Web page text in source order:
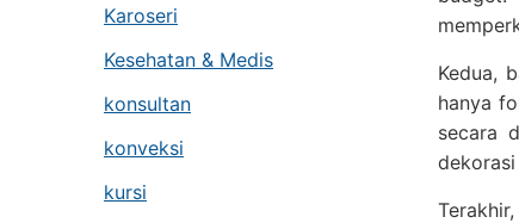
Karoseri
Kesehatan & Medis
konsultan
konveksi
kursi
Kedua,
hanya
secara